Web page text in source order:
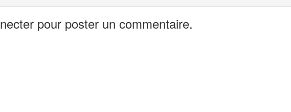
pour poster un commentaire.